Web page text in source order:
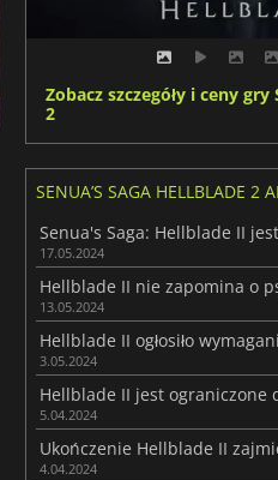
Zobacz szczegóły i ceny gry
2
SENUA’S SAGA HELLBLADE 2
Senua's Saga: Hellblade II
17.05.2024
Hellblade II nie zapomina o
13.05.2024
Hellblade II ogłosiło
3.05.2024
5.04.2024
Ukończenie Hellblade II
4.04.2024